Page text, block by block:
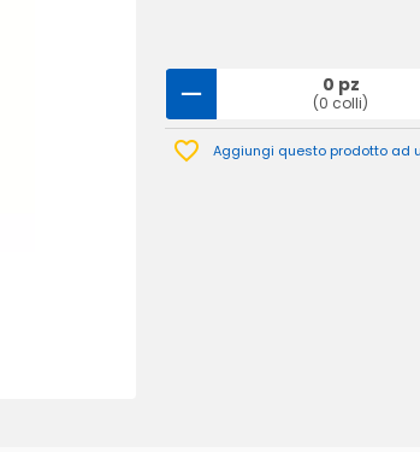
0 pz
(0 colli)
Aggiungi questo prodotto ad